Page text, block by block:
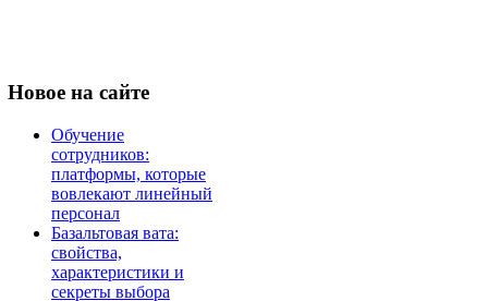
Новое на сайте
Обучение
сотрудников:
платформы, которые
вовлекают линейный
персонал
Базальтовая вата:
свойства,
характеристики и
секреты выбора